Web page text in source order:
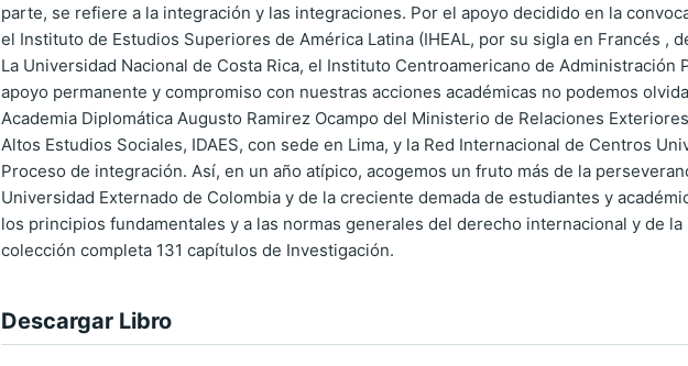
parte, se refiere a la integración y las integraciones. Por el apoyo decidido en la
el Instituto de Estudios Superiores de América Latina (IHEAL, por su sigla en Francés ,
La Universidad Nacional de Costa Rica, el Instituto Centroamericano de Administración
apoyo permanente y compromiso con nuestras acciones académicas no podemos
Academia Diplomática Augusto Ramirez Ocampo del Ministerio de Relaciones
Altos Estudios Sociales, IDAES, con sede en Lima, y la Red Internacional de Centros
Proceso de integración. Así, en un año atípico, acogemos un fruto más de la
Universidad Externado de Colombia y de la creciente demada de estudiantes y
los principios fundamentales y a las normas generales del derecho internacional y de
colección completa 131 capítulos de Investigación.
Descargar Libro